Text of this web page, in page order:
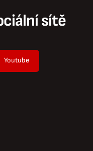
sítě
Youtube